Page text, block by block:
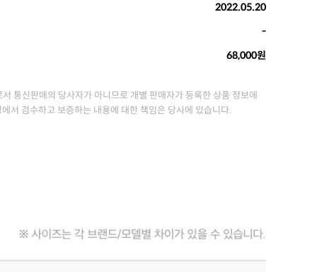
2022.05.20
-
68,000원
통신판매의 당사자가 아니므로 개별 판매자가 등록한 상품 정보에
서 검수하고 보증하는 내용에 대한 책임은 당사에 있습니다.